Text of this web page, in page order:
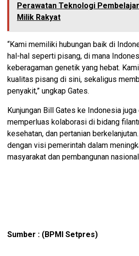
Perawatan Teknologi
Milik Rakyat
“Kami memiliki hubungan baik di
hal-hal seperti pisang, di mana
keberagaman genetik yang hebat.
kualitas pisang di sini, sekaligus
penyakit,” ungkap Gates.
Kunjungan Bill Gates ke Indonesia
memperluas kolaborasi di bidang
kesehatan, dan pertanian
dengan visi pemerintah dalam
masyarakat dan pembangunan
Sumber : (BPMI Setpres)